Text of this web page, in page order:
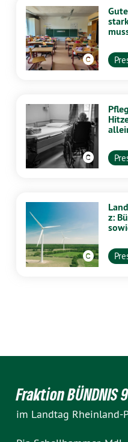
z:
Fraktion BÜNDNIS
im Landtag Rheinland-